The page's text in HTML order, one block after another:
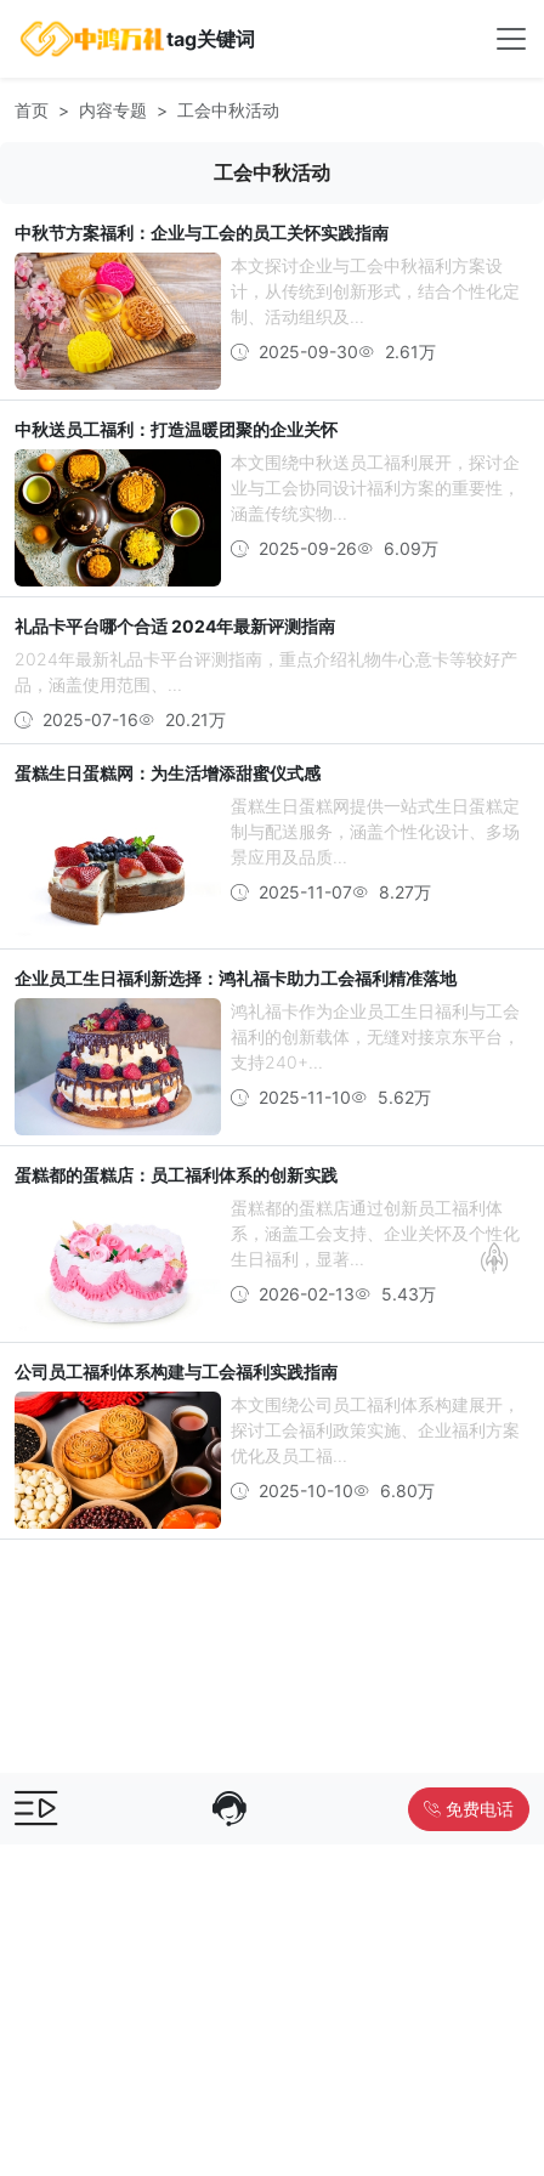
tag关键词
首页 内容专题 工会中秋活动
工会中秋活动
中秋节方案福利：企业与工会的员工关怀实践指南
本文探讨企业与工会中秋福利方案设
计，从传统到创新形式，结合个性化定
制、活动组织及...
2025-09-30
2.61万
中秋送员工福利：打造温暖团聚的企业关怀
本文围绕中秋送员工福利展开，探讨企
业与工会协同设计福利方案的重要性，
涵盖传统实物...
2025-09-26
6.09万
礼品卡平台哪个合适 2024年最新评测指南
2024年最新礼品卡平台评测指南，重点介绍礼物牛心意卡等较好产
品，涵盖使用范围、...
2025-07-16
20.21万
蛋糕生日蛋糕网：为生活增添甜蜜仪式感
蛋糕生日蛋糕网提供一站式生日蛋糕定
制与配送服务，涵盖个性化设计、多场
景应用及品质...
2025-11-07
8.27万
企业员工生日福利新选择：鸿礼福卡助力工会福利精准落地
鸿礼福卡作为企业员工生日福利与工会
福利的创新载体，无缝对接京东平台，
支持240+...
2025-11-10
5.62万
蛋糕都的蛋糕店：员工福利体系的创新实践
蛋糕都的蛋糕店通过创新员工福利体
系，涵盖工会支持、企业关怀及个性化
生日福利，显著...
2026-02-13
5.43万
公司员工福利体系构建与工会福利实践指南
本文围绕公司员工福利体系构建展开，
探讨工会福利政策实施、企业福利方案
优化及员工福...
2025-10-10
6.80万
免费电话